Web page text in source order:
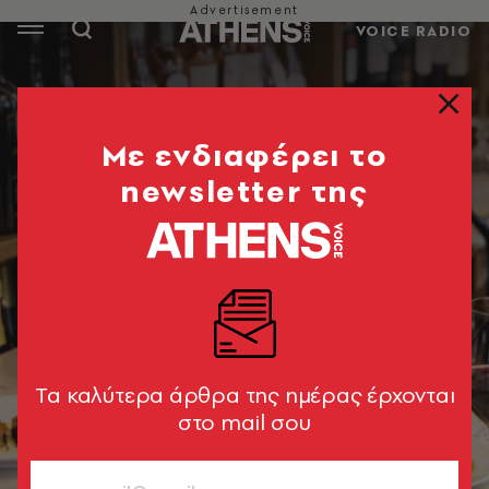
VOICE RADIO
Mε ενδιαφέρει το
newsletter της
Tα καλύτερα άρθρα της ημέρας έρχονται
στο mail σου